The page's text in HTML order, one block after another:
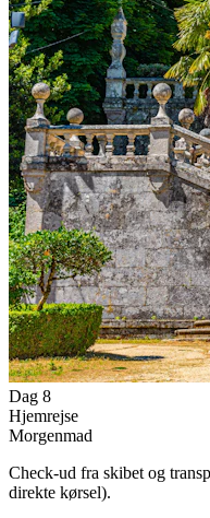
Dag 8
Hjemrejse
Morgenmad
Check-ud fra skibet og
direkte kørsel).